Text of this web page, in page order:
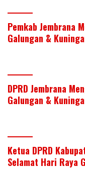
itt
er
k
e
e
b
k
Pemkab Jembrana
Galungan &
DPRD Jembrana
Galungan &
Ketua DPRD
Selamat Hari Raya